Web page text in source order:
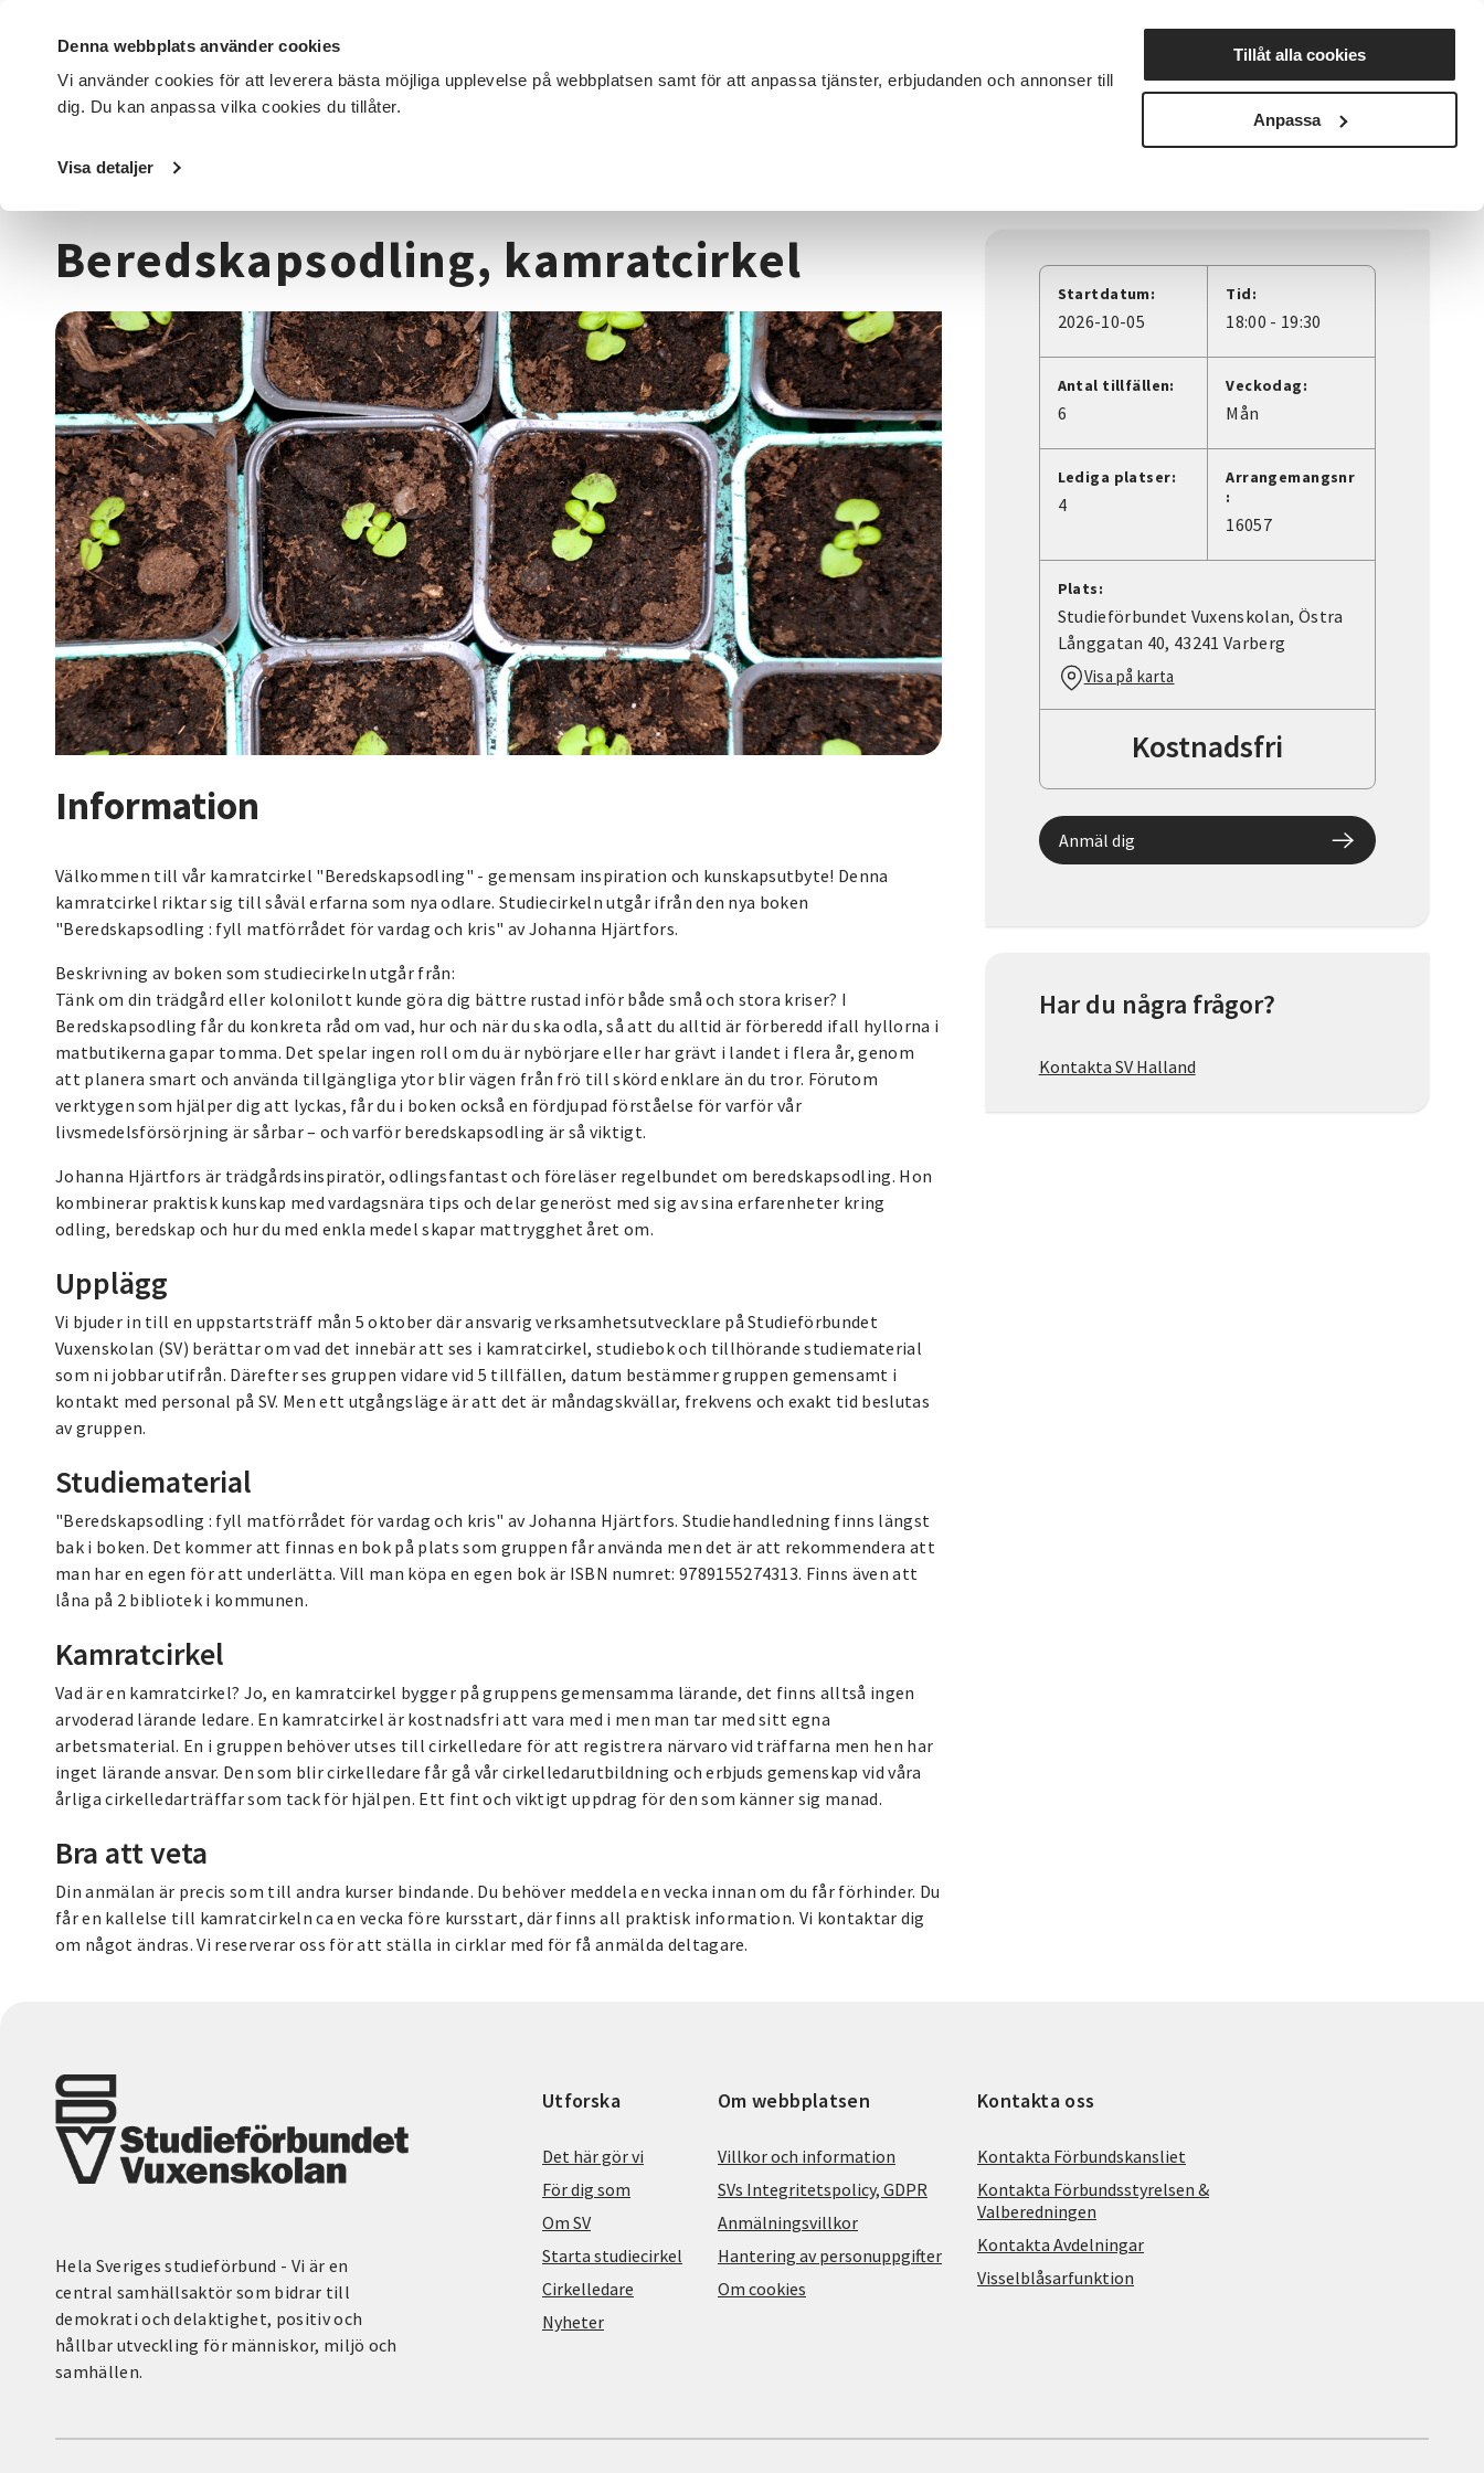
Denna webbplats använder cookies
Vi använder cookies för att leverera bästa möjliga upplevelse på webbplatsen samt för att anpassa tjänster, erbjudanden och annonser till
dig. Du kan anpassa vilka cookies du tillåter.
Visa detaljer
Tillåt alla cookies
Anpassa
DET HÄR GÖR VI FÖR DIG SOM SÖK KURSER OCH EVENEMANG Nyheter Avdelningar
Startsida / Kurser och evenemang
Beredskapsodling, kamratcirkel
Information
Välkommen till vår kamratcirkel "Beredskapsodling" - gemensam inspiration och kunskapsutbyte! Denna
kamratcirkel riktar sig till såväl erfarna som nya odlare. Studiecirkeln utgår ifrån den nya boken
"Beredskapsodling : fyll matförrådet för vardag och kris" av Johanna Hjärtfors.
Beskrivning av boken som studiecirkeln utgår från:
Tänk om din trädgård eller kolonilott kunde göra dig bättre rustad inför både små och stora kriser? I
Beredskapsodling får du konkreta råd om vad, hur och när du ska odla, så att du alltid är förberedd ifall hyllorna i
matbutikerna gapar tomma. Det spelar ingen roll om du är nybörjare eller har grävt i landet i flera år, genom
att planera smart och använda tillgängliga ytor blir vägen från frö till skörd enklare än du tror. Förutom
verktygen som hjälper dig att lyckas, får du i boken också en fördjupad förståelse för varför vår
livsmedelsförsörjning är sårbar – och varför beredskapsodling är så viktigt.
Johanna Hjärtfors är trädgårdsinspiratör, odlingsfantast och föreläser regelbundet om beredskapsodling. Hon
kombinerar praktisk kunskap med vardagsnära tips och delar generöst med sig av sina erfarenheter kring
odling, beredskap och hur du med enkla medel skapar mattrygghet året om.
Upplägg
Vi bjuder in till en uppstartsträff mån 5 oktober där ansvarig verksamhetsutvecklare på Studieförbundet
Vuxenskolan (SV) berättar om vad det innebär att ses i kamratcirkel, studiebok och tillhörande studiematerial
som ni jobbar utifrån. Därefter ses gruppen vidare vid 5 tillfällen, datum bestämmer gruppen gemensamt i
kontakt med personal på SV. Men ett utgångsläge är att det är måndagskvällar, frekvens och exakt tid beslutas
av gruppen.
Studiematerial
"Beredskapsodling : fyll matförrådet för vardag och kris" av Johanna Hjärtfors. Studiehandledning finns längst
bak i boken. Det kommer att finnas en bok på plats som gruppen får använda men det är att rekommendera att
man har en egen för att underlätta. Vill man köpa en egen bok är ISBN numret: 9789155274313. Finns även att
låna på 2 bibliotek i kommunen.
Kamratcirkel
Vad är en kamratcirkel? Jo, en kamratcirkel bygger på gruppens gemensamma lärande, det finns alltså ingen
arvoderad lärande ledare. En kamratcirkel är kostnadsfri att vara med i men man tar med sitt egna
arbetsmaterial. En i gruppen behöver utses till cirkelledare för att registrera närvaro vid träffarna men hen har
inget lärande ansvar. Den som blir cirkelledare får gå vår cirkelledarutbildning och erbjuds gemenskap vid våra
årliga cirkelledarträffar som tack för hjälpen. Ett fint och viktigt uppdrag för den som känner sig manad.
Bra att veta
Din anmälan är precis som till andra kurser bindande. Du behöver meddela en vecka innan om du får förhinder. Du
får en kallelse till kamratcirkeln ca en vecka före kursstart, där finns all praktisk information. Vi kontaktar dig
om något ändras. Vi reserverar oss för att ställa in cirklar med för få anmälda deltagare.
Startdatum:
2026-10-05
Tid:
18:00 - 19:30
Antal tillfällen:
6
Veckodag:
Mån
Lediga platser:
4
Arrangemangsnr
:
16057
Plats:
Studieförbundet Vuxenskolan, Östra
Långgatan 40, 43241 Varberg
Visa på karta
Kostnadsfri
Anmäl dig
Har du några frågor?
Kontakta SV Halland
Hela Sveriges studieförbund - Vi är en
central samhällsaktör som bidrar till
demokrati och delaktighet, positiv och
hållbar utveckling för människor, miljö och
samhällen.
Utforska
Det här gör vi
För dig som
Om SV
Starta studiecirkel
Cirkelledare
Nyheter
Om webbplatsen
Villkor och information
SVs Integritetspolicy, GDPR
Anmälningsvillkor
Hantering av personuppgifter
Om cookies
Kontakta oss
Kontakta Förbundskansliet
Kontakta Förbundsstyrelsen &
Valberedningen
Kontakta Avdelningar
Visselblåsarfunktion